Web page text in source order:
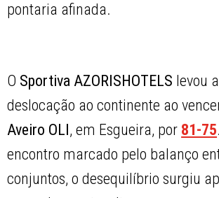
pontaria afinada.
O Sportiva AZORISHOTELS levou
deslocação ao continente ao
Aveiro OLI , em Esgueira, por 81-75
encontro marcado pelo balanço
conjuntos, o desequilíbrio surgiu